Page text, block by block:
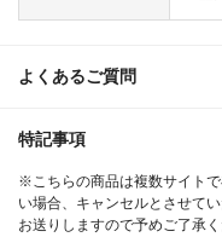
よくあるご質問
特記事項
※こちらの商品は複数サイト
い場合、キャンセルとさせて
お送りしますので予めご了承く